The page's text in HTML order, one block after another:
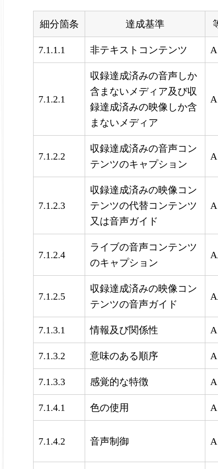
細分箇条 達成基準
7.1.1.1 非テキストコンテンツ A
7.1.2.1
収録達成済みの音声しか
含まないメディア及び収
録達成済みの映像しか含
まないメディア
A
7.1.2.2
収録達成済みの音声コン
テンツのキャプション
A
7.1.2.3
収録達成済みの映像コン
テンツの代替コンテンツ
又は音声ガイド
A
7.1.2.4
ライブの音声コンテンツ
のキャプション
7.1.2.5
収録達成済みの映像コン
テンツの音声ガイド
7.1.3.1 情報及び関係性 A
7.1.3.2 意味のある順序 A
7.1.3.3 感覚的な特徴 A
7.1.4.1 色の使用 A
7.1.4.2 音声制御 A